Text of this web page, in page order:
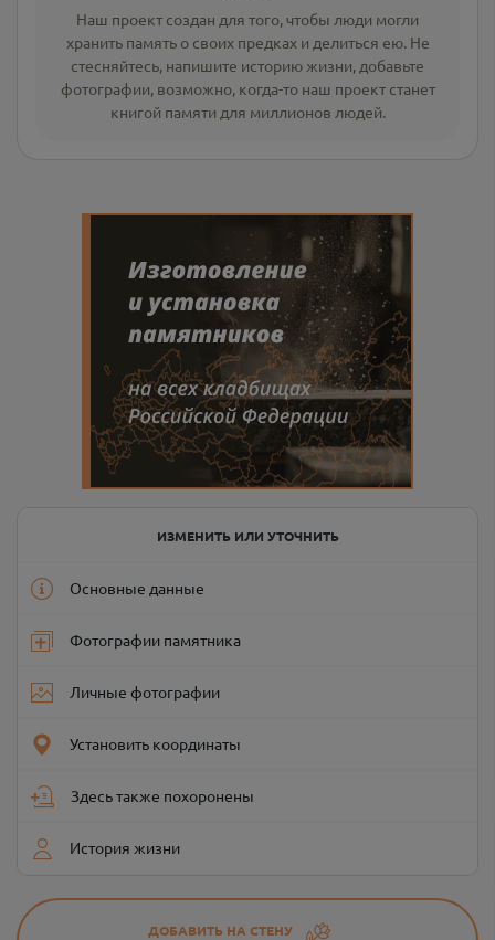
Наш проект создан для того, чтобы люди могли
хранить память о своих предках и делиться ею. Не
стесняйтесь, напишите историю жизни, добавьте
фотографии, возможно, когда-то наш проект станет
книгой памяти для миллионов людей.
ИЗМЕНИТЬ ИЛИ УТОЧНИТЬ
Основные данные
Фотографии памятника
Личные фотографии
Установить координаты
Здесь также похоронены
История жизни
ДОБАВИТЬ НА СТЕНУ